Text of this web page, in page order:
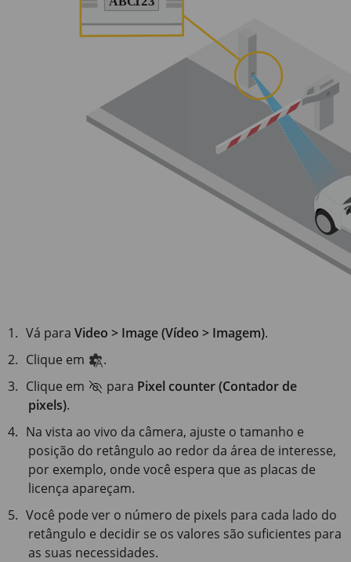
Vá paraVideo > Image (Vídeo > Imagem).
Clique em
.
Clique em
para Pixel counter (Contador de
pixels).
Na vista ao vivo da câmera, ajuste o tamanho e
posição do retângulo ao redor da área de interesse,
por exemplo, onde você espera que as placas de
licença apareçam.
Você pode ver o número de pixels para cada lado do
retângulo e decidir se os valores são suficientes para
as suas necessidades.